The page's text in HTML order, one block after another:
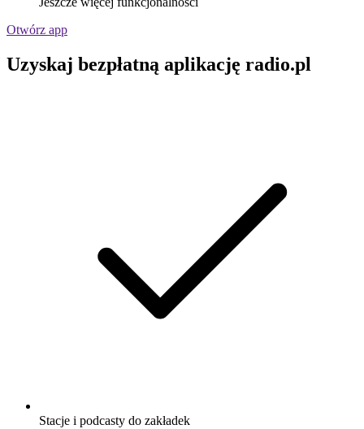
Otwórz app
Uzyskaj bezpłatną aplikację radio.pl
Stacje i podcasty do zakładek